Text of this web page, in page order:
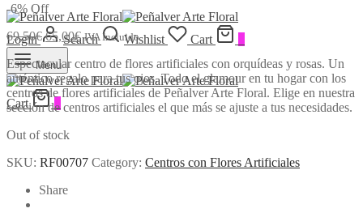
Login Search Wishlist Cart
Menu
Cart 0
-6% Off
69,50€ 65,00€ IVA Incluido
Espectacular centro de flores artificiales con orquídeas y rosas. Un
auténtico regalo para tus ojos. Todo el glamour en tu hogar con los
centros de flores artificiales de Peñalver Arte Floral. Elige en nuestra
sección de centros artificiales el que más se ajuste a tus necesidades.
Out of stock
SKU: RF00707 Category: Centros con Flores Artificiales
Share